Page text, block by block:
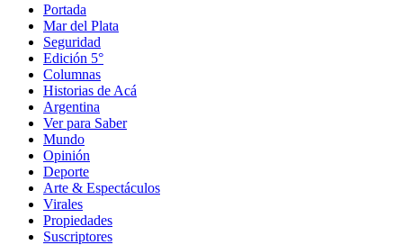
Portada
Mar del Plata
Seguridad
Edición 5°
Columnas
Historias de Acá
Argentina
Ver para Saber
Mundo
Opinión
Deporte
Arte & Espectáculos
Virales
Propiedades
Suscriptores